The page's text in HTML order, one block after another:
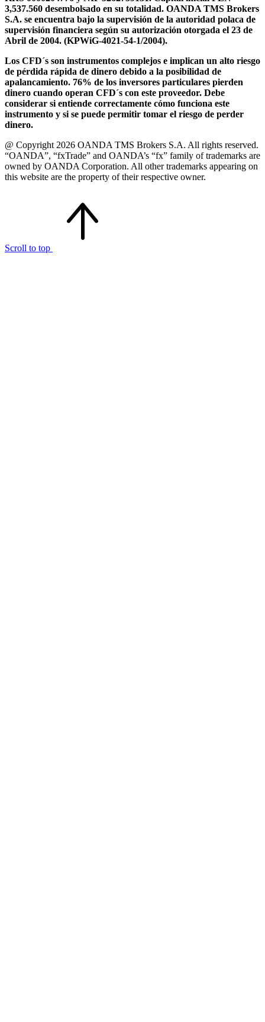
3,537.560 desembolsado en su totalidad. OANDA TMS Brokers
S.A. se encuentra bajo la supervisión de la autoridad polaca de
supervisión financiera según su autorización otorgada el 23 de
Abril de 2004. (KPWiG-4021-54-1/2004).
Los CFD´s son instrumentos complejos e implican un alto riesgo
de pérdida rápida de dinero debido a la posibilidad de
apalancamiento. 76% de los inversores particulares pierden
dinero cuando operan CFD´s con este proveedor. Debe
considerar si entiende correctamente cómo funciona este
instrumento y si se puede permitir tomar el riesgo de perder
dinero.
@ Copyright 2026 OANDA TMS Brokers S.A. All rights reserved.
“OANDA”, “fxTrade” and OANDA’s “fx” family of trademarks are
owned by OANDA Corporation. All other trademarks appearing on
this website are the property of their respective owner.
Scroll to top